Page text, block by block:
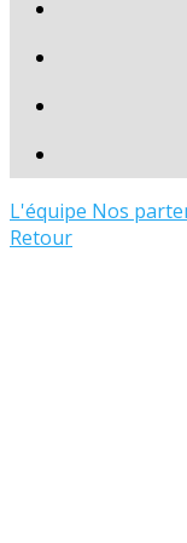
L'équipe Nos
Retour